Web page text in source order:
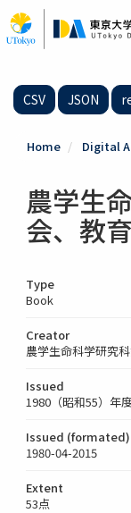
to
main
CSV JSON
Home Digital
農学生
会、教
Type
Book
Creator
農学生命科学研究
Issued
1980（昭和55）年
Issued (formated)
1980-04-2015
Extent
53点